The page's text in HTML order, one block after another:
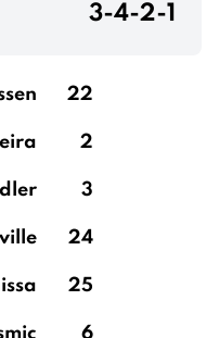
3-4-2-1
22
2
3
24
25
6